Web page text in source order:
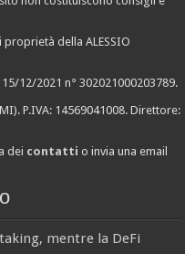
della ALESSIO
12/2021 n° 302021000203789.
P.IVA: 14569041008. Direttore:
dei contatti o invia una email
mentre la DeFi